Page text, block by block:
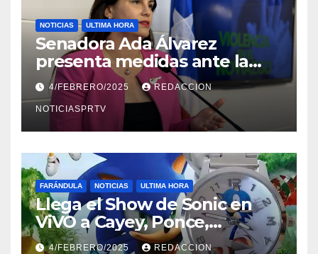
NOTICIAS ULTIMA HORA
Senadora Ada Álvarez
presenta medidas ante la
violencia en el noviazgo
4/FEBRERO/2025 REDACCION
NOTICIASPRTV
FARÁNDULA NOTICIAS ULTIMA HORA
Llega el Show de Sonic en
ViVO a Cayey, Ponce,
Barceloneta y Humacao,
4/FEBRERO/2025 REDACCION